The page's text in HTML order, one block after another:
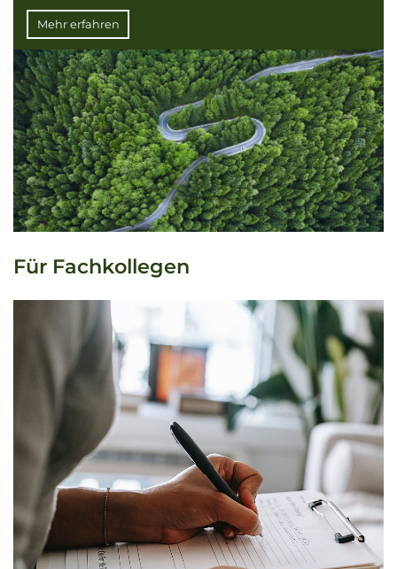
Mehr erfahren
Für Fachkollegen